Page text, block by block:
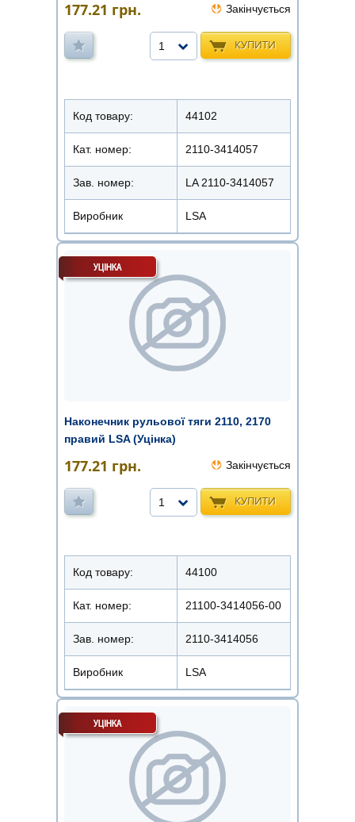
177.21 грн. Закінчується
КУПИТИ
1
Код товару: 44102
Кат. номер: 2110-3414057
Зав. номер: LA 2110-3414057
Виробник LSA
Наконечник рульової тяги 2110, 2170
правий LSA (Уцінка)
177.21 грн. Закінчується
КУПИТИ
1
Код товару: 44100
Кат. номер: 21100-3414056-00
Зав. номер: 2110-3414056
Виробник LSA